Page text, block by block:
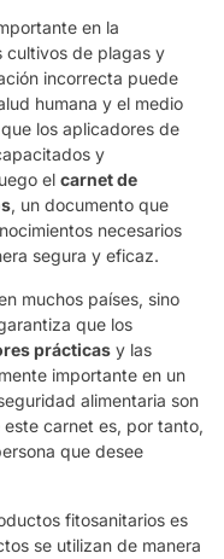
en la
cultivos de plagas y
incorrecta puede
humana y el medio
los aplicadores de
y
el carnet de
, un documento que
necesarios
segura y eficaz.
muchos países, sino
que los
prácticas y las
importante en un
alimentaria son
carnet es, por tanto,
que desee
fitosanitarios es
se utilizan de manera